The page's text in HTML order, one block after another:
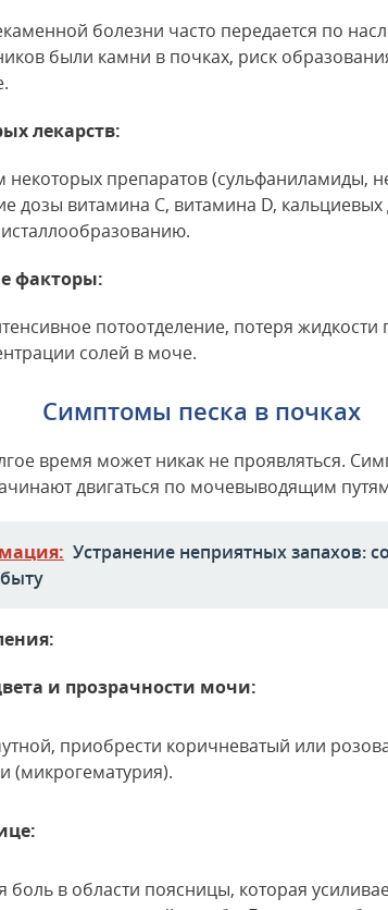
болезни часто передается по
были камни в почках, риск
лекарств:
препаратов (сульфаниламиды,
дозы витамина С, витамина D,
факторы:
потоотделение, потеря жидкости
солей в моче.
Симптомы песка в почках
время может никак не проявляться.
двигаться по мочевыводящим
Устранение неприятных запахов:
и прозрачности мочи:
приобрести коричневатый или
(микрогематурия).
в области поясницы, которая